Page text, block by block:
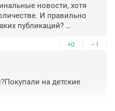
новости, хотя
И правильно
публикаций?
Как будто на таких
+0 –1
на детские